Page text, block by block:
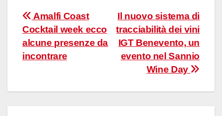
Navigazione
articoli
Il nuovo sistema di
tracciabilità dei vini
IGT Benevento, un
evento nel Sannio
Wine Day
Amalfi Coast
Cocktail week ecco
alcune presenze da
incontrare